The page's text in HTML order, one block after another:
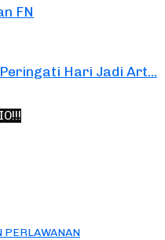
FN
Hari Jadi Art...
PERLAWANAN